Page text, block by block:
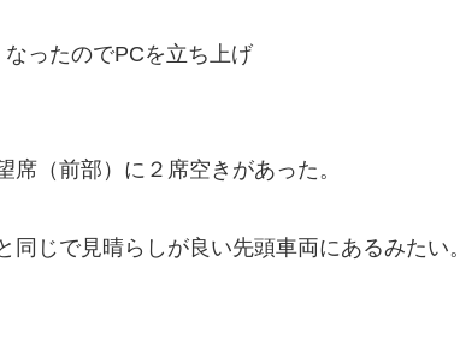
ったのでPCを立ち上げ
（前部）に２席空きがあった。
じで見晴らしが良い先頭車両にあるみたい。